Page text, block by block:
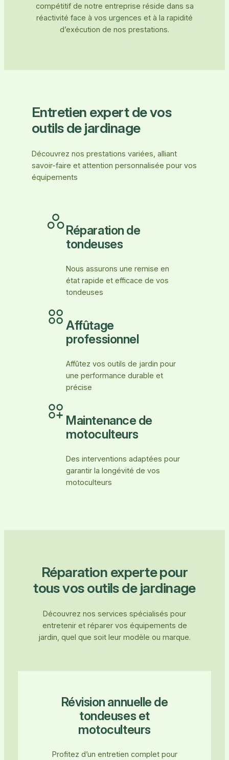
compétitif de notre entreprise réside dans sa
réactivité face à vos urgences et à la rapidité
d’exécution de nos prestations.
Entretien expert de vos
outils de jardinage
Découvrez nos prestations variées, alliant
savoir-faire et attention personnalisée pour vos
équipements
Réparation de
tondeuses
Nous assurons une remise en
état rapide et efficace de vos
tondeuses
Affûtage
professionnel
Affûtez vos outils de jardin pour
une performance durable et
précise
Maintenance de
motoculteurs
Des interventions adaptées pour
garantir la longévité de vos
motoculteurs
Réparation experte pour
tous vos outils de jardinage
Découvrez nos services spécialisés pour
entretenir et réparer vos équipements de
jardin, quel que soit leur modèle ou marque.
Révision annuelle de
tondeuses et
motoculteurs
Profitez d’un entretien complet pour